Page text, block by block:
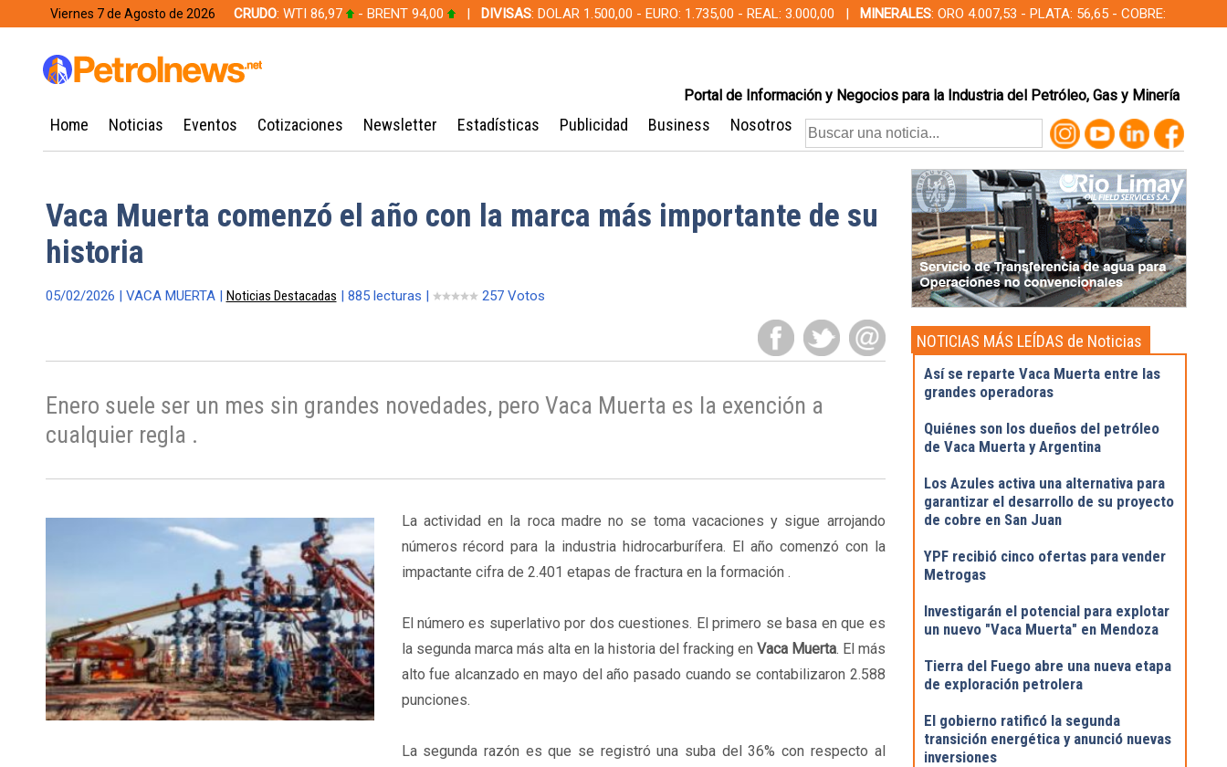
Viernes 7 de Agosto de 2026 CRUDO: WTI 86,97 - BRENT 94,00 | DIVISAS: DOLAR 1.500,00 - EURO: 1.735,00 - REAL: 3.000,00 | MINERALES: ORO 4.007,53 - PLATA: 56,65 - COBRE:
Portal de Información y Negocios para la Industria del Petróleo, Gas y Minería
Home Noticias Eventos Cotizaciones Newsletter Estadísticas Publicidad Business Nosotros
Vaca Muerta comenzó el año con la marca más importante de su
historia
05/02/2026 | VACA MUERTA | Noticias Destacadas | 885 lecturas | 257 Votos
Enero suele ser un mes sin grandes novedades, pero Vaca Muerta es la exención a
cualquier regla .
La actividad en la roca madre no se toma vacaciones y sigue arrojando
números récord para la industria hidrocarburífera. El año comenzó con la
impactante cifra de 2.401 etapas de fractura en la formación .
El número es superlativo por dos cuestiones. El primero se basa en que es
la segunda marca más alta en la historia del fracking en Vaca Muerta. El más
alto fue alcanzado en mayo del año pasado cuando se contabilizaron 2.588
punciones.
La segunda razón es que se registró una suba del 36% con respecto al
NOTICIAS MÁS LEÍDAS de Noticias
Destacadas
Así se reparte Vaca Muerta entre las
grandes operadoras
Quiénes son los dueños del petróleo
de Vaca Muerta y Argentina
Los Azules activa una alternativa para
garantizar el desarrollo de su proyecto
de cobre en San Juan
YPF recibió cinco ofertas para vender
Metrogas
Investigarán el potencial para explotar
un nuevo "Vaca Muerta" en Mendoza
Tierra del Fuego abre una nueva etapa
de exploración petrolera
El gobierno ratificó la segunda
transición energética y anunció nuevas
inversiones